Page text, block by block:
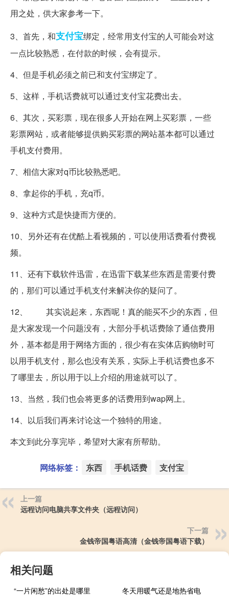
用之处，供大家参考一下。
3、首先，和支付宝绑定，经常用支付宝的人可能会对这
一点比较熟悉，在付款的时候，会有提示。
4、但是手机必须之前已和支付宝绑定了。
5、这样，手机话费就可以通过支付宝花费出去。
6、其次，买彩票，现在很多人开始在网上买彩票，一些
彩票网站，或者能够提供购买彩票的网站基本都可以通过
手机支付费用。
7、相信大家对q币比较熟悉吧。
8、拿起你的手机，充q币。
9、这种方式是快捷而方便的。
10、另外还有在优酷上看视频的，可以使用话费看付费视
频。
11、还有下载软件迅雷，在迅雷下载某些东西是需要付费
的，那们可以通过手机支付来解决你的疑问了。
12、 其实说起来，东西呢！真的能买不少的东西，但
是大家发现一个问题没有，大部分手机话费除了通信费用
外，基本都是用于网络方面的，很少有在实体店购物时可
以用手机支付，那么也没有关系，实际上手机话费也多不
了哪里去，所以用于以上介绍的用途就可以了。
13、当然，我们也会将更多的话费用到wap网上。
14、以后我们再来讨论这一个独特的用途。
本文到此分享完毕，希望对大家有所帮助。
网络标签： 东西 手机话费 支付宝
上一篇
远程访问电脑共享文件夹（远程访问）
下一篇
金钱帝国粤语高清（金钱帝国粤语下载）
相关问题
“一片闲愁”的出处是哪里
冬天用暖气还是地热省电